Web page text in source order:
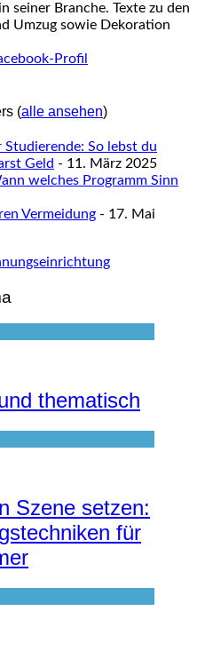
seiner Branche. Texte zu den
Umzug sowie Dekoration
(alle ansehen)
So lebst du
Geld - 11. März 2025
welches Programm Sinn
Vermeidung - 17. Mai
thematisch
Szene setzen:
für